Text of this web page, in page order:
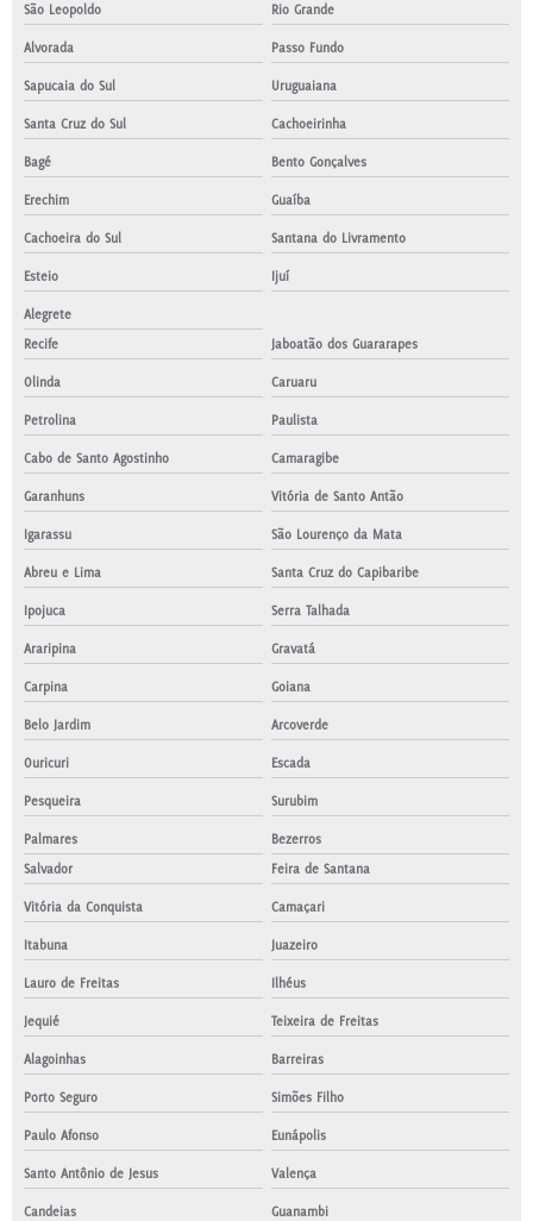
São Leopoldo Rio Grande
Alvorada Passo Fundo
Sapucaia do Sul Uruguaiana
Santa Cruz do Sul Cachoeirinha
Bagé Bento Gonçalves
Erechim Guaíba
Cachoeira do Sul Santana do Livramento
Esteio Ijuí
Alegrete
Recife
Jaboatão dos Guararapes
Olinda Caruaru
Petrolina Paulista
Cabo de Santo Agostinho Camaragibe
Garanhuns Vitória de Santo Antão
Igarassu São Lourenço da Mata
Abreu e Lima Santa Cruz do Capibaribe
Ipojuca Serra Talhada
Araripina Gravatá
Carpina Goiana
Belo Jardim Arcoverde
Ouricuri Escada
Pesqueira Surubim
Palmares
Bezerros
Salvador
Feira de Santana
Vitória da Conquista Camaçari
Itabuna Juazeiro
Lauro de Freitas Ilhéus
Jequié Teixeira de Freitas
Alagoinhas Barreiras
Porto Seguro Simões Filho
Paulo Afonso Eunápolis
Santo Antônio de Jesus Valença
Candeias Guanambi